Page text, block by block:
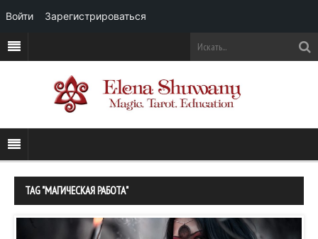
TAG "МАГИЧЕСКАЯ РАБОТА"
Войти Зарегистрироваться